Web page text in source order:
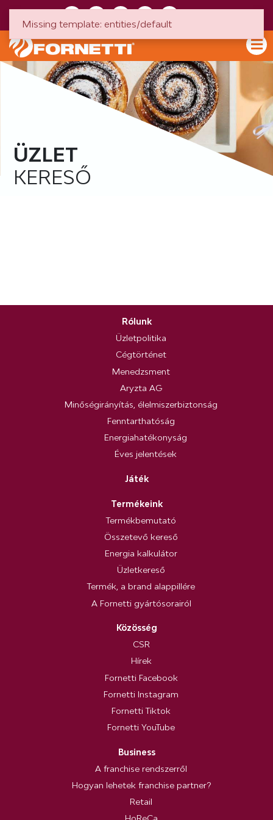
ÜZLET
KERESŐ
Rólunk
Üzletpolitika
Cégtörténet
Menedzsment
Aryzta AG
Minőségirányítás, élelmiszerbiztonság
Fenntarthatóság
Energiahatékonyság
Éves jelentések
Játék
Termékeink
Termékbemutató
Összetevő kereső
Energia kalkulátor
Üzletkereső
Termék, a brand alappillére
A Fornetti gyártósorairól
Közösség
CSR
Hírek
Fornetti Facebook
Fornetti Instagram
Fornetti Tiktok
Fornetti YouTube
Business
A franchise rendszerről
Hogyan lehetek franchise partner?
Retail
Missing template: entities/default